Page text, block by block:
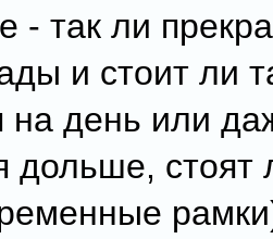
- так ли
и стоит ли
на день или
дольше, стоят